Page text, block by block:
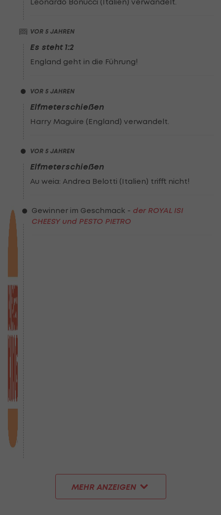
VOR 5 JAHREN
Es steht 1:2
England geht in die Führung!
VOR 5 JAHREN
Elfmeterschießen
Harry Maguire (England) verwandelt.
VOR 5 JAHREN
Elfmeterschießen
Au weia: Andrea Belotti (Italien) trifft nicht!
Gewinner im Geschmack - der ROYAL ISI
CHEESY und PESTO PIETRO
MEHR ANZEIGEN